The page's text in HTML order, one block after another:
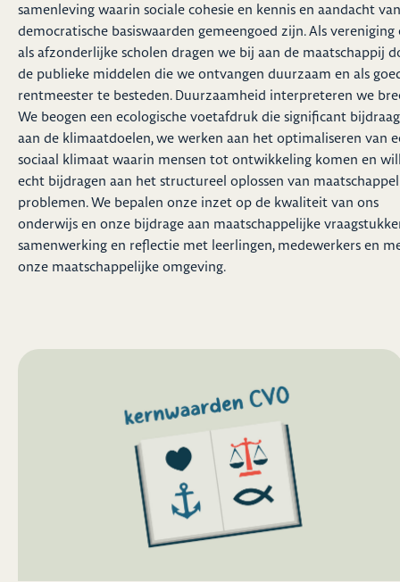
samenleving waarin sociale cohesie en kennis en aandacht van
democratische basiswaarden gemeengoed zijn. Als vereniging
als afzonderlijke scholen dragen we bij aan de maatschappij
de publieke middelen die we ontvangen duurzaam en als
rentmeester te besteden. Duurzaamheid interpreteren we
We beogen een ecologische voetafdruk die significant
aan de klimaatdoelen, we werken aan het optimaliseren van
sociaal klimaat waarin mensen tot ontwikkeling komen en
echt bijdragen aan het structureel oplossen van
problemen. We bepalen onze inzet op de kwaliteit van ons
onderwijs en onze bijdrage aan maatschappelijke
samenwerking en reflectie met leerlingen, medewerkers en
onze maatschappelijke omgeving.